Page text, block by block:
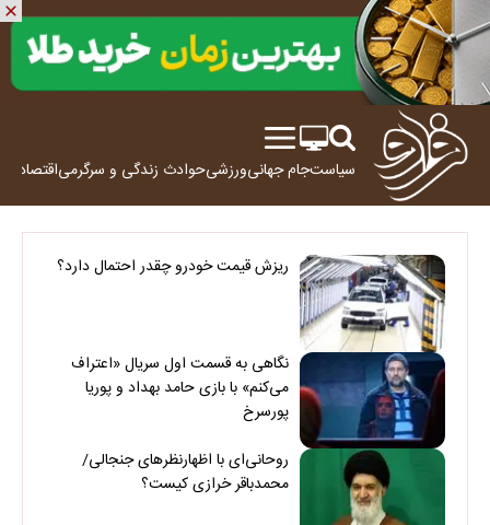
سیاستجام جهانیورزشیحوادث زندگی و سرگرمیاقتصاد
ریزش قیمت خودرو چقدر احتمال دارد؟
نگاهی به قسمت اول سریال «اعتراف
می‌کنم» با بازی حامد بهداد و پوریا
پورسرخ
روحانی‌ای با اظهارنظرهای جنجالی/
محمدباقر خرازی کیست؟